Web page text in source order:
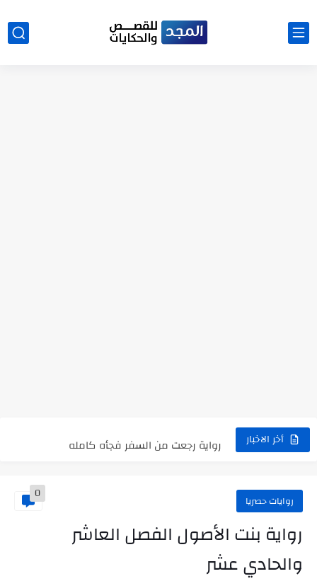
أخر الاخبار
رواية حماتي رمت اكلي كاملة
سر شراب ابني كامله
روايات حصريا 0
رواية بنت الأصول الفصل العاشر
والحادي عشر